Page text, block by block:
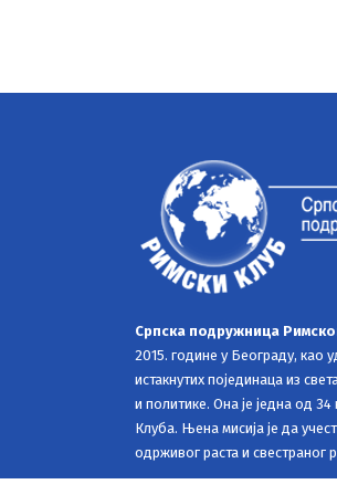
Српска подружница
2015. године у Београду, као
истакнутих појединаца из
и политике. Она је једна од
Клуба. Њена мисија је да
одрживог раста и свестраног